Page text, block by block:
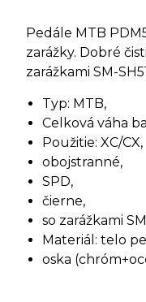
Pedále MTB
zarážky. Dobré
zarážkami SM-
Typ: MTB,
Celková váha
Použitie: XC/CX,
obojstranné,
SPD,
čierne,
so zarážkami
Materiál: telo
oska